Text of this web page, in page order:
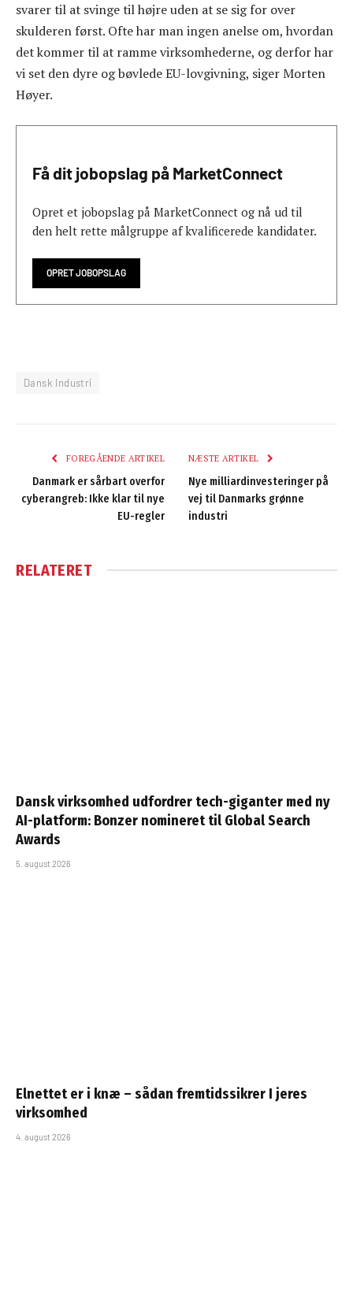
svarer til at svinge til højre uden at se sig for over
skulderen først. Ofte har man ingen anelse om, hvordan
det kommer til at ramme virksomhederne, og derfor har
vi set den dyre og bøvlede EU-lovgivning, siger Morten
Høyer.
Få dit jobopslag på MarketConnect
Opret et jobopslag på MarketConnect og nå ud til
den helt rette målgruppe af kvalificerede kandidater.
OPRET JOBOPSLAG
Dansk Industri
FOREGÅENDE ARTIKEL
Danmark er sårbart overfor
cyberangreb: Ikke klar til nye
EU-regler
NÆSTE ARTIKEL
Nye milliardinvesteringer på
vej til Danmarks grønne
industri
RELATERET
Dansk virksomhed udfordrer tech-giganter med ny
AI-platform: Bonzer nomineret til Global Search
Awards
5. august 2026
Elnettet er i knæ – sådan fremtidssikrer I jeres
virksomhed
4. august 2026